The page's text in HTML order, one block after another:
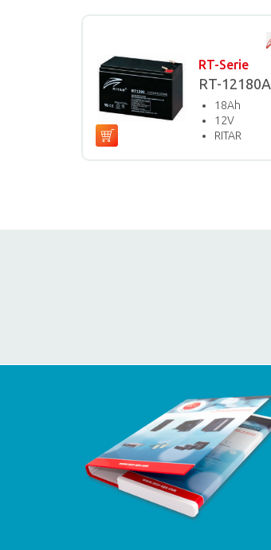
RT-Serie
RT-12180A
18Ah
12V
RITAR